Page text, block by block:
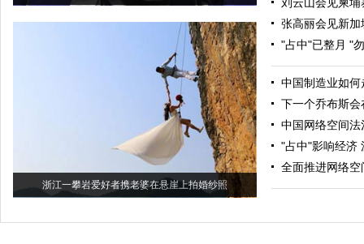
浙江一攀岩爱好者携老婆在悬崖上拍婚纱照
张高丽会见新加
"占中"已整月 "
中国制造业如
下一个乔布斯
中国网络空间
"占中"影响经济
全面推进网络